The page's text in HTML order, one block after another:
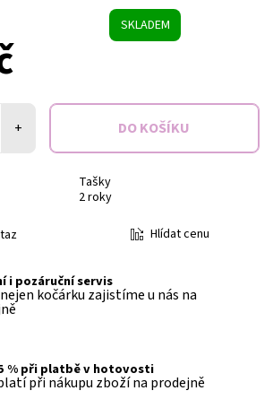
SKLADEM
+
Tašky
2 roky
Hlídat cenu
i pozáruční servis
kočárku zajistíme u nás na
% při platbě v hotovosti
při nákupu zboží na prodejně